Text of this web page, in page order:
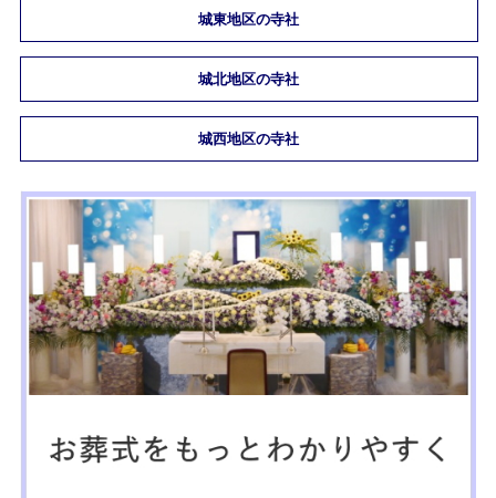
城東地区の寺社
城北地区の寺社
城西地区の寺社